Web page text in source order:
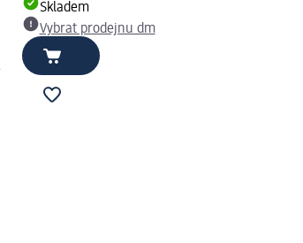
Skladem
Vybrat prodejnu dm